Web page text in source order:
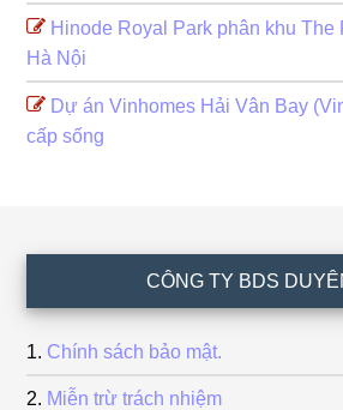
Hinode Royal Park phân khu The
Hà Nội
Dự án Vinhomes Hải Vân Bay
cấp sống
CÔNG TY BDS
Chính sách bảo mật.
Miễn trừ trách nhiệm